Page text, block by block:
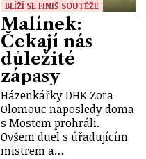
BLÍŽÍ SE FINIŠ SOUTĚŽE
Malínek:
Čekají nás
důležité
zápasy
Házenkářky DHK Zora
Olomouc naposledy doma
s Mostem prohráli.
Ovšem duel s úřadujícím
mistrem a…